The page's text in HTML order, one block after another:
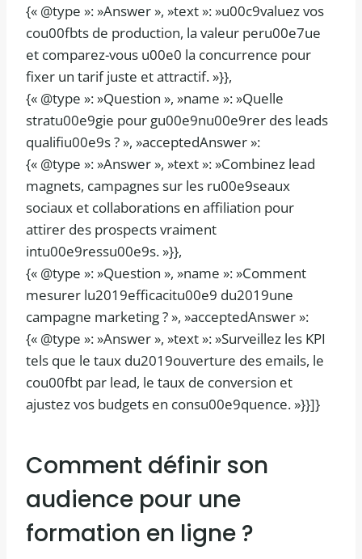
{« @type »: »Answer », »text »: »u00c9valuez vos
cou00fbts de production, la valeur peru00e7ue
et comparez-vous u00e0 la concurrence pour
fixer un tarif juste et attractif. »}},
{« @type »: »Question », »name »: »Quelle
stratu00e9gie pour gu00e9nu00e9rer des leads
qualifiu00e9s ? », »acceptedAnswer »:
{« @type »: »Answer », »text »: »Combinez lead
magnets, campagnes sur les ru00e9seaux
sociaux et collaborations en affiliation pour
attirer des prospects vraiment
intu00e9ressu00e9s. »}},
{« @type »: »Question », »name »: »Comment
mesurer lu2019efficacitu00e9 du2019une
campagne marketing ? », »acceptedAnswer »:
{« @type »: »Answer », »text »: »Surveillez les KPI
tels que le taux du2019ouverture des emails, le
cou00fbt par lead, le taux de conversion et
ajustez vos budgets en consu00e9quence. »}}]}
Comment définir son
audience pour une
formation en ligne ?